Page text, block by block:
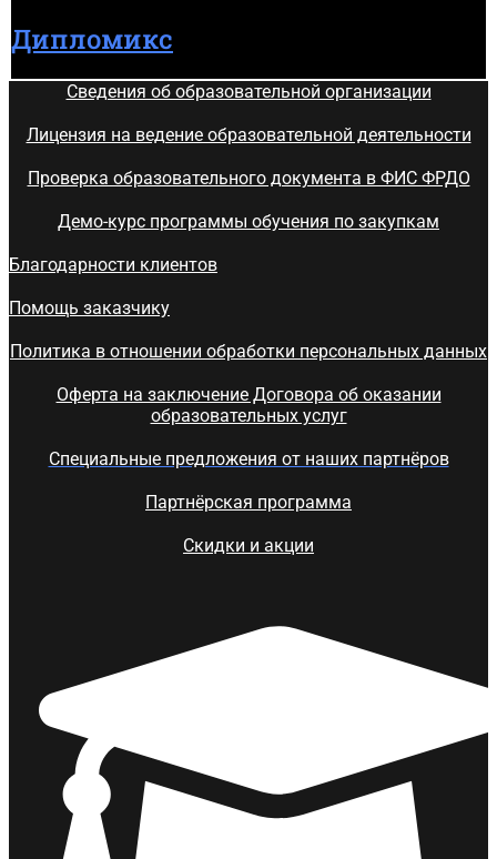
Дипломикс
Сведения об образовательной организации
Лицензия на ведение образовательной деятельности
Проверка образовательного документа в ФИС ФРДО
Демо-курс программы обучения по закупкам
Благодарности клиентов
Помощь заказчику
Политика в отношении обработки персональных данных
Оферта на заключение Договора об оказании
образовательных услуг
Специальные предложения от наших партнёров
Партнёрская программа
Скидки и акции